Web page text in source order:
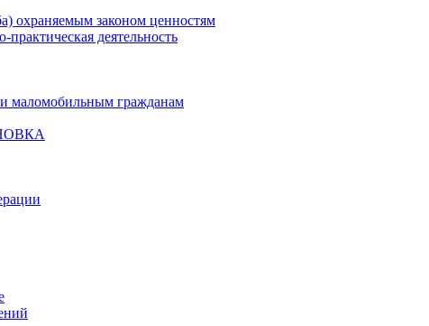
охраняемым законом ценностям
деятельность
маломобильным гражданам